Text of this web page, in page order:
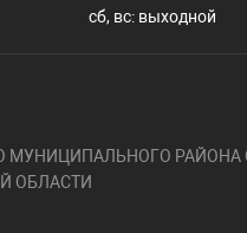
сб, вс: выходной
РАЙОНА
ОБЛАСТИ